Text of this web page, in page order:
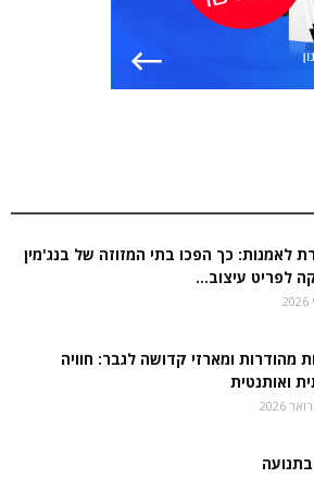
לאמנות: כך הפכו בתי המזוזה של בנג'מין
לפריט עיצוב...
מהודרות ומארזי קדושה לגבר: חוויה
ואותנטית